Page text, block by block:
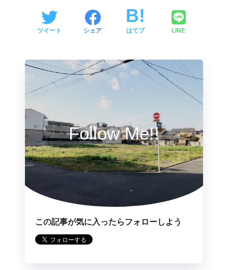
ツイート シェア はてブ LINE
Follow Me!!
この記事が気に入ったらフォローしよう